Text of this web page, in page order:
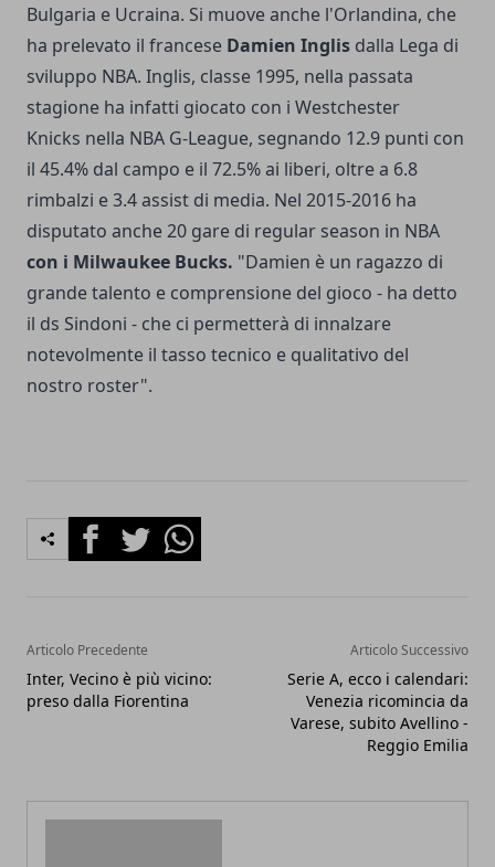
Bulgaria e Ucraina. Si muove anche l'Orlandina, che
ha prelevato il francese Damien Inglis dalla Lega di
sviluppo NBA. Inglis, classe 1995, nella passata
stagione ha infatti giocato con i Westchester
Knicks nella NBA G-League, segnando 12.9 punti con
il 45.4% dal campo e il 72.5% ai liberi, oltre a 6.8
rimbalzi e 3.4 assist di media. Nel 2015-2016 ha
disputato anche 20 gare di regular season in NBA
con i Milwaukee Bucks. "Damien è un ragazzo di
grande talento e comprensione del gioco - ha detto
il ds Sindoni - che ci permetterà di innalzare
notevolmente il tasso tecnico e qualitativo del
nostro roster".
FacebookTwitterWhatsapp
Articolo Precedente
Inter, Vecino è più vicino:
preso dalla Fiorentina
Articolo Successivo
Serie A, ecco i calendari:
Venezia ricomincia da
Varese, subito Avellino -
Reggio Emilia